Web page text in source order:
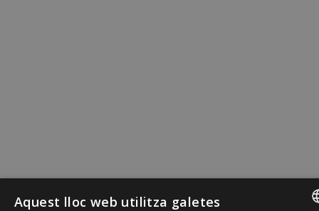
Aquest lloc web utilitza galetes